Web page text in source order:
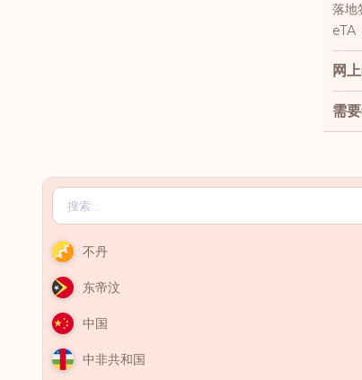
落地
eTA
网
需
不丹
东帝汶
中国
中非共和国